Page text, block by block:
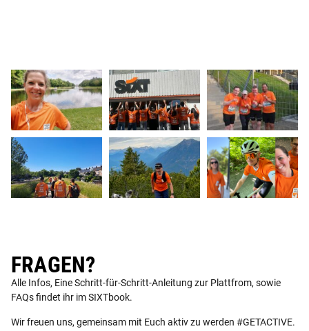
FRAGEN?
Alle Infos, Eine Schritt-für-Schritt-Anleitung zur Plattfrom, sowie
FAQs findet ihr im SIXTbook.
Wir freuen uns, gemeinsam mit Euch aktiv zu werden #GETACTIVE.